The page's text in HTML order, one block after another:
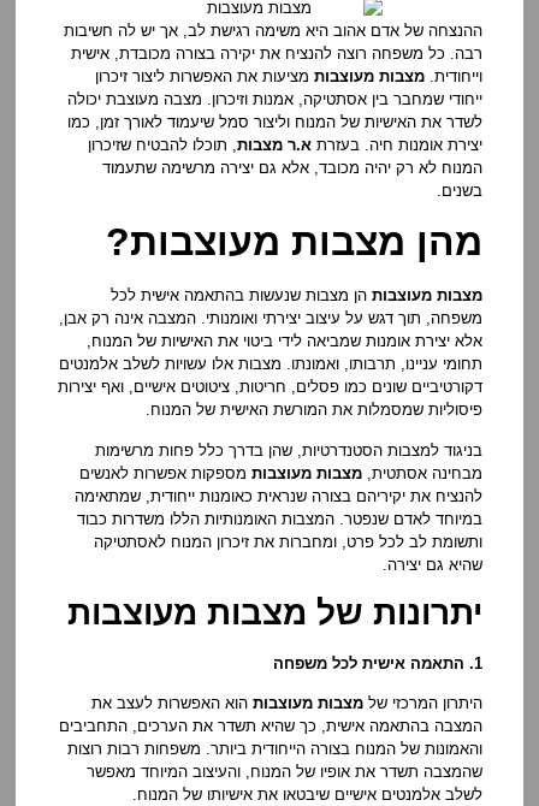
ההנצחה של אדם אהוב היא משימה רגישת לב, אך יש לה חשיבות
רבה. כל משפחה רוצה להנציח את יקירה בצורה מכובדת, אישית
וייחודית.מצבות מעוצבות מציעות את האפשרות ליצור זיכרון
ייחודי שמחבר בין אסתטיקה, אמנות וזיכרון. מצבה מעוצבת יכולה
לשדר את האישיות של המנוח וליצור סמל שיעמוד לאורך זמן, כמו
יצירת אומנות חיה. בעזרתא.ר מצבות , תוכלו להבטיח שזיכרון
המנוח לא רק יהיה מכובד, אלא גם יצירה מרשימה שתעמוד
בשנים.
מהן מצבות מעוצבות?
מצבות מעוצבות הן מצבות שנעשות בהתאמה אישית לכל
משפחה, תוך דגש על עיצוב יצירתי ואומנותי. המצבה אינה רק אבן,
אלא יצירת אומנות שמביאה לידי ביטוי את האישיות של המנוח,
תחומי עניינו, תרבותו, ואמונתו. מצבות אלו עשויות לשלב אלמנטים
דקורטיביים שונים כמו פסלים, חריטות, ציטוטים אישיים, ואף יצירות
פיסוליות שמסמלות את המורשת האישית של המנוח.
בניגוד למצבות הסטנדרטיות, שהן בדרך כלל פחות מרשימות
מבחינה אסתטית,מצבות מעוצבות מספקות אפשרות לאנשים
להנציח את יקיריהם בצורה שנראית כאומנות ייחודית, שמתאימה
במיוחד לאדם שנפטר. המצבות האומנותיות הללו משדרות כבוד
ותשומת לב לכל פרט, ומחברות את זיכרון המנוח לאסתטיקה
שהיא גם יצירה.
יתרונות של מצבות מעוצבות
1. התאמה אישית לכל משפחה
היתרון המרכזי שלמצבות מעוצבות הוא האפשרות לעצב את
המצבה בהתאמה אישית, כך שהיא תשדר את הערכים, התחביבים
והאמונות של המנוח בצורה הייחודית ביותר. משפחות רבות רוצות
שהמצבה תשדר את אופיו של המנוח, והעיצוב המיוחד מאפשר
לשלב אלמנטים אישיים שיבטאו את אישיותו של המנוח.